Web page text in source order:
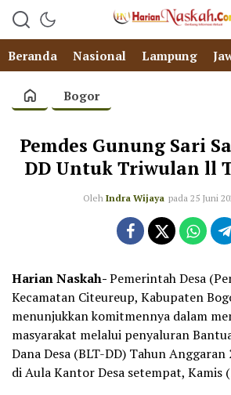
Beranda Nasional Lampung
Bogor
Pemdes Gunung Sari
DD Untuk Triwulan ll
Oleh Indra Wijaya pada 25 Juni
Harian Naskah-Pemerintah Desa
Kecamatan Citeureup, Kabupaten
menunjukkan komitmennya dalam
masyarakat melalui penyaluran
Dana Desa (BLT-DD) Tahun
di Aula Kantor Desa setempat, Kamis